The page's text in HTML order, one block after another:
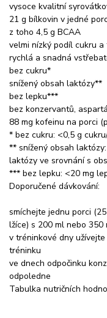
vysoce kvalitní
21 g bílkovin v jedné
z toho 4,5 g BCAA
velmi nízký podíl cukru a
rychlá a snadná
bez cukru*
snížený obsah laktózy**
bez lepku***
bez konzervantů,
88 mg kofeinu na porci
* bez cukru: <0,5 g
** snížený obsah
laktózy ve srovnání s
*** bez lepku: <20 mg
Doporučené dávkování:
smíchejte jednu porci
lžíce) s 200 ml nebo 350
v tréninkové dny
tréninku
ve dnech odpočinku
odpoledne
Tabulka nutričních